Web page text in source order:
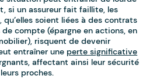
si un assureur fait faillite, les
soient liées à des contrats
compte (épargne en actions, en
risquent de devenir
entraîner une perte significative
affectant ainsi leur sécurité
proches.